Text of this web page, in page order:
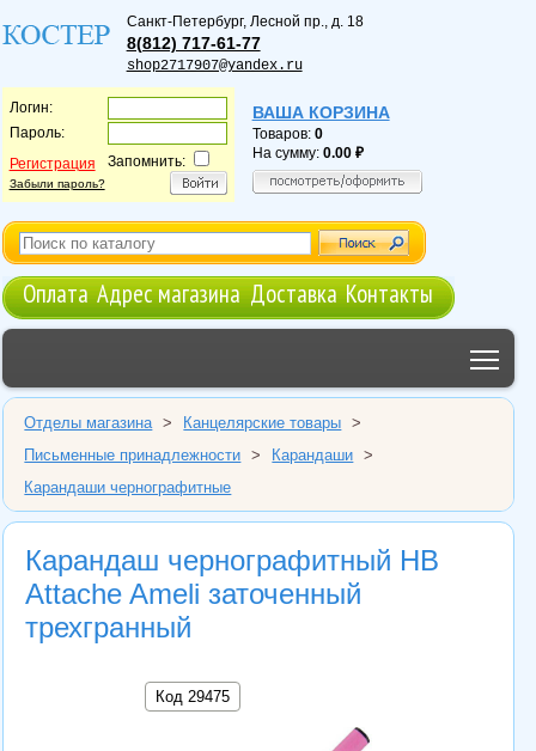
Санкт-Петербург, Лесной пр., д. 18
8(812) 717-61-77
shop2717907@yandex.ru
Логин:
Пароль:
Регистрация
Забыли пароль?
Запомнить:
ВАША КОРЗИНА
Товаров: 0
На сумму: 0.00
Оплата Адрес магазина Доставка Контакты
Отделы магазина > Канцелярские товары
>
Письменные принадлежности
> Карандаши
>
Карандаши чернографитные
Карандаш чернографитный HB
Attache Ameli заточенный
трехгранный
Код 29475